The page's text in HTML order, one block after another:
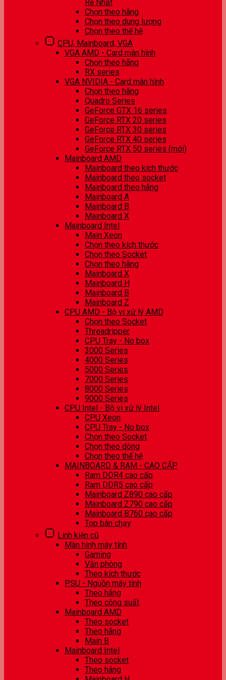
Rẻ Nhất
Chọn theo hãng
Chọn theo dung lượng
Chọn theo thế hệ
CPU, Mainboard, VGA
VGA AMD - Card màn hình
Chọn theo hãng
RX series
VGA NVIDIA - Card màn hình
Chọn theo hãng
Quadro Series
GeForce GTX 16 series
GeForce RTX 20 series
GeForce RTX 30 series
GeForce RTX 40 series
GeForce RTX 50 series (mới)
Mainboard AMD
Mainboard theo kích thước
Mainboard theo socket
Mainboard theo hãng
Mainboard A
Mainboard B
Mainboard X
Mainboard Intel
Main Xeon
Chọn theo kích thước
Chọn theo Socket
Chọn theo hãng
Mainboard X
Mainboard H
Mainboard B
Mainboard Z
CPU AMD - Bộ vi xử lý AMD
Chọn theo Socket
Threadripper
CPU Tray - No box
3000 Series
4000 Series
5000 Series
7000 Series
8000 Series
9000 Series
CPU Intel - Bộ vi xử lý Intel
CPU Xeon
CPU Tray - No box
Chọn theo Socket
Chọn theo dòng
Chọn theo thế hệ
MAINBOARD & RAM - CAO CẤP
Ram DDR4 cao cấp
Ram DDR5 cao cấp
Mainboard Z890 cao cấp
Mainboard Z790 cao cấp
Mainboard B760 cao cấp
Top bán chạy
Linh kiện cũ
Màn hình máy tính
Gaming
Văn phòng
Theo kích thước
PSU - Nguồn máy tính
Theo hãng
Theo công suất
Mainboard AMD
Theo socket
Theo hãng
Main B
Mainboard Intel
Theo socket
Theo hãng